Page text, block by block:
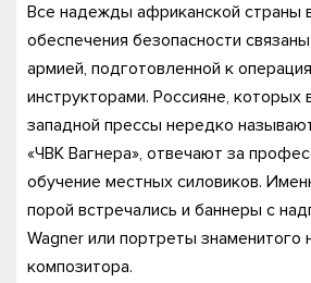
Все надежды африканской страны
обеспечения безопасности
армией, подготовленной к
инструкторами. Россияне, которых
западной прессы нередко
«ЧВК Вагнера», отвечают за
обучение местных силовиков.
порой встречались и баннеры с
Wagner или портреты знаменитого
композитора.